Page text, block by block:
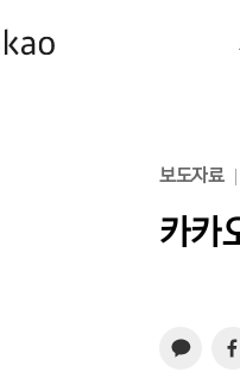
보도자료
카카